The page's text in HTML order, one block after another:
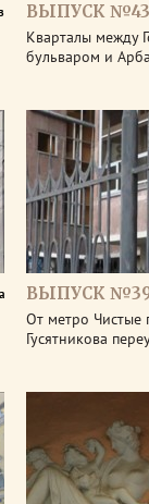
ВЫПУСК №43
Кварталы между
бульваром и
ВЫПУСК
От метро Чистые
Гусятникова